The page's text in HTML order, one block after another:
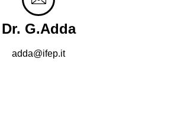
Dr. G.Adda
adda@ifep.it